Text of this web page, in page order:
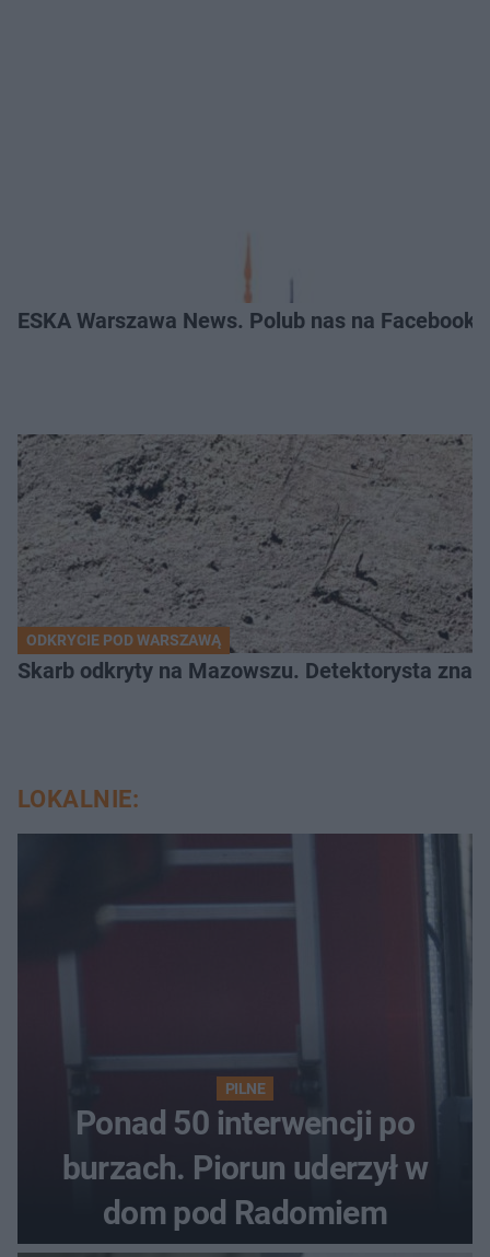
ESKA Warszawa News. Polub nas na
ODKRYCIE POD WARSZAWĄ
Skarb odkryty na Mazowszu. Detektorysta
LOKALNIE:
PILNE
Ponad 50 interwencji po
burzach. Piorun uderzył w
dom pod Radomiem